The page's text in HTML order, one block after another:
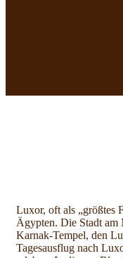
Luxor, oft als „größtes
Ägypten. Die Stadt am
Karnak-Tempel, den
Tagesausflug nach